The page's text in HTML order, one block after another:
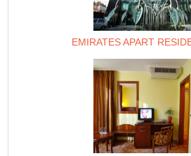
EMIRATES APART